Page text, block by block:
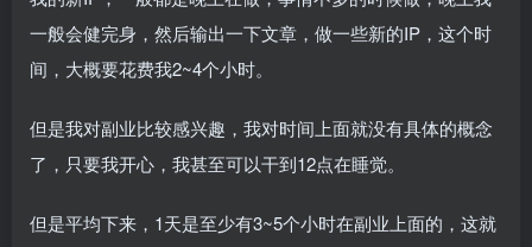
一般会健完身，然后输出一下文章，做一些新的IP，这个时
间，大概要花费我2~4个小时。
但是我对副业比较感兴趣，我对时间上面就没有具体的概念
了，只要我开心，我甚至可以干到12点在睡觉。
但是平均下来，1天是至少有3~5个小时在副业上面的，这就